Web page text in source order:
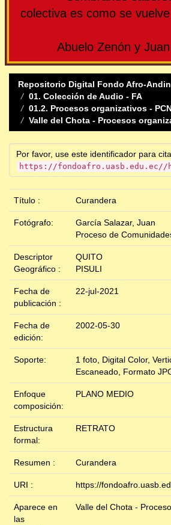
colectiva es como se
Abuelo Zenón y
Repositorio Digital Fondo Afro-
01. Colección de Audio - FA
01.2. Procesos organizativos -
Valle del Chota - Procesos
Por favor, use este identificador para
https://fondoafro.uasb.edu.ec//
Título : Curandera
Fotógrafo:
García Salazar, Juan
Proceso de
Descriptor
Geográfico :
QUITO
PISULI
Fecha de
publicación :
22-jul-2021
Fecha de
edición:
2002-05-30
Soporte:
1 foto, Digital Color,
Escaneado, Formato
Enfoque
composición:
PLANO MEDIO
Estructura
formal:
RETRATO
Resumen : Curandera
URI : https://
Aparece en
las
Valle del Chota -